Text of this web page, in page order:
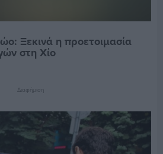
Ξεκινά η προετοιμασία
στη Χίο
Διαφήμιση